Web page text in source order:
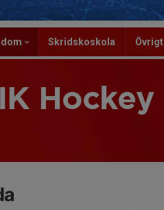
Skridskoskola Övrigt
Hockey